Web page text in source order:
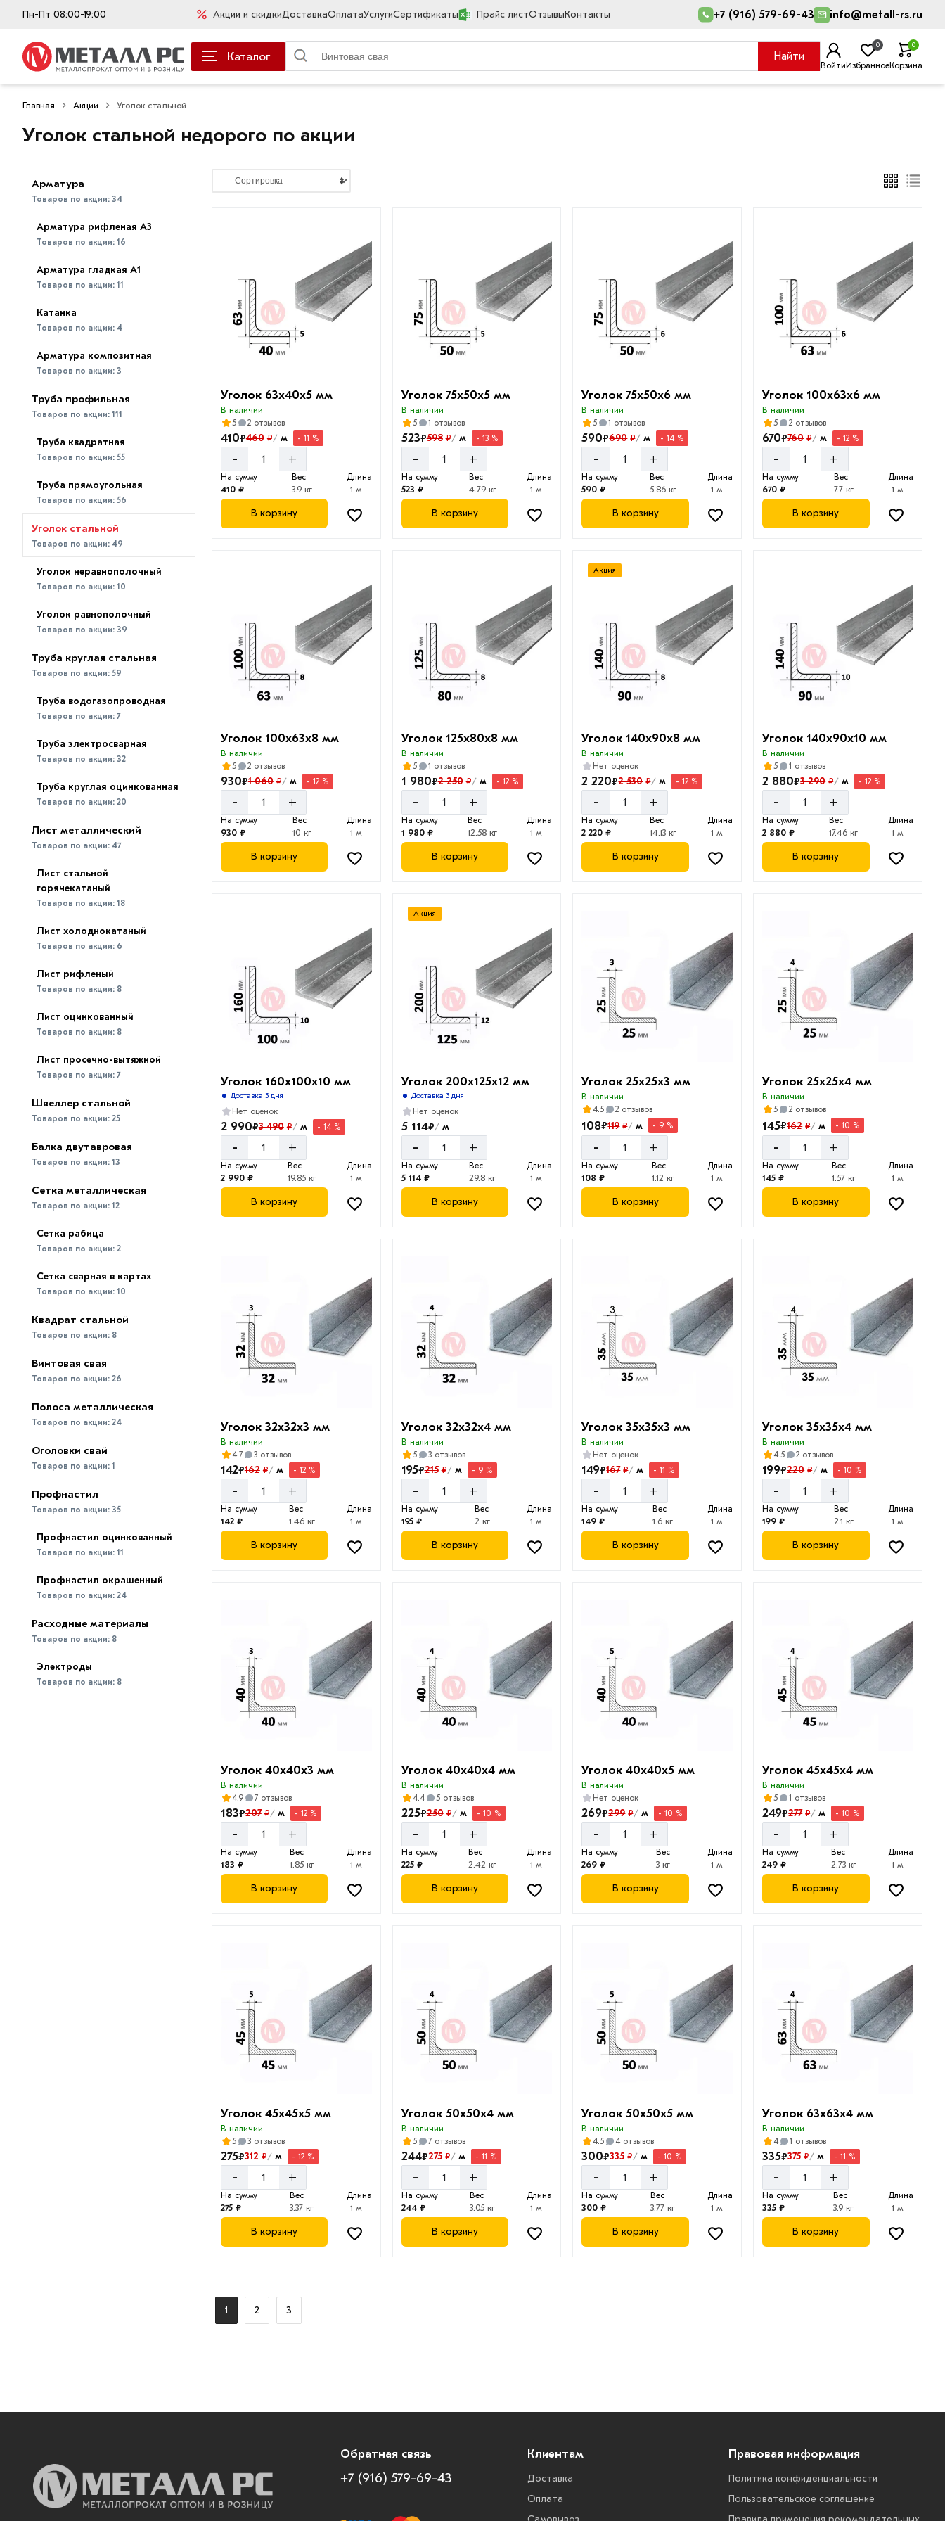
Пн-Пт 08:00-19:00 Акции и скидкиДоставкаОплатаУслугиСертификаты Прайс листОтзывыКонтакты +7 (916) 579-69-43 info@metall-rs.ru
Каталог Найти
ВойтиИзбранное
0
Корзина
0
Главная Акции Уголок стальной
Уголок стальной недорого по акции
Арматура
Товаров по акции: 34
Арматура рифленая А3
Товаров по акции: 16
Арматура гладкая А1
Товаров по акции: 11
Катанка
Товаров по акции: 4
Арматура композитная
Товаров по акции: 3
Труба профильная
Товаров по акции: 111
Труба квадратная
Товаров по акции: 55
Труба прямоугольная
Товаров по акции: 56
Уголок стальной
Товаров по акции: 49
Уголок неравнополочный
Товаров по акции: 10
Уголок равнополочный
Товаров по акции: 39
Труба круглая стальная
Товаров по акции: 59
Труба водогазопроводная
Товаров по акции: 7
Труба электросварная
Товаров по акции: 32
Труба круглая оцинкованная
Товаров по акции: 20
Лист металлический
Товаров по акции: 47
Лист стальной
горячекатаный
Товаров по акции: 18
Лист холоднокатаный
Товаров по акции: 6
Лист рифленый
Товаров по акции: 8
Лист оцинкованный
Товаров по акции: 8
Лист просечно-вытяжной
Товаров по акции: 7
Швеллер стальной
Товаров по акции: 25
Балка двутавровая
Товаров по акции: 13
Сетка металлическая
Товаров по акции: 12
Сетка рабица
Товаров по акции: 2
Сетка сварная в картах
Товаров по акции: 10
Квадрат стальной
Товаров по акции: 8
Винтовая свая
Товаров по акции: 26
Полоса металлическая
Товаров по акции: 24
Оголовки свай
Товаров по акции: 1
Профнастил
Товаров по акции: 35
Профнастил оцинкованный
Товаров по акции: 11
Профнастил окрашенный
Товаров по акции: 24
Расходные материалы
Товаров по акции: 8
Электроды
Товаров по акции: 8
Уголок 63х40х5 мм
В наличии
5
2 отзывов
410₽460 ₽/м - 11 %
- +
На сумму
410 ₽
Вес
3.9 кг
Длина
1 м
В корзину
Уголок 75х50х5 мм
В наличии
5
1 отзывов
523₽598 ₽/м - 13 %
- +
На сумму
523 ₽
Вес
4.79 кг
Длина
1 м
В корзину
Уголок 75х50х6 мм
В наличии
5
1 отзывов
590₽690 ₽/ м - 14 %
- +
На сумму
590 ₽
Вес
5.86 кг
Длина
1 м
В корзину
Уголок 100х63х6 мм
В наличии
5
2 отзывов
670₽760 ₽/ м - 12 %
- +
На сумму
670 ₽
Вес
7.7 кг
Длина
1 м
В корзину
Уголок 100х63х8 мм
В наличии
5
2 отзывов
930₽1 060 ₽/м - 12 %
- +
На сумму
930 ₽
Вес
10 кг
Длина
1 м
В корзину
Уголок 125х80х8 мм
В наличии
5
1 отзывов
1 980₽2 250 ₽/м - 12 %
- +
На сумму
1 980 ₽
Вес
12.58 кг
Длина
1 м
В корзину
Акция
Уголок 140х90х8 мм
В наличии
Нет оценок
2 220₽2 530 ₽/ м - 12 %
- +
На сумму
2 220 ₽
Вес
14.13 кг
Длина
1 м
В корзину
Уголок 140х90х10 мм
В наличии
5
1 отзывов
2 880₽3 290 ₽/ м - 12 %
- +
На сумму
2 880 ₽
Вес
17.46 кг
Длина
1 м
В корзину
Уголок 160х100х10 мм
Доставка 3 дня
Нет оценок
2 990₽3 490 ₽/м - 14 %
- +
На сумму
2 990 ₽
Вес
19.85 кг
Длина
1 м
В корзину
Акция
Уголок 200х125х12 мм
Доставка 3 дня
Нет оценок
5 114₽/м
- +
На сумму
5 114 ₽
Вес
29.8 кг
Длина
1 м
В корзину
Уголок 25х25х3 мм
В наличии
4.5
2 отзывов
108₽119 ₽/ м - 9 %
- +
На сумму
108 ₽
Вес
1.12 кг
Длина
1 м
В корзину
Уголок 25х25х4 мм
В наличии
5
2 отзывов
145₽162 ₽/ м - 10 %
- +
На сумму
145 ₽
Вес
1.57 кг
Длина
1 м
В корзину
Уголок 32х32х3 мм
В наличии
4.7
3 отзывов
142₽162 ₽/м - 12 %
- +
На сумму
142 ₽
Вес
1.46 кг
Длина
1 м
В корзину
Уголок 32х32х4 мм
В наличии
5
3 отзывов
195₽215 ₽/м - 9 %
- +
На сумму
195 ₽
Вес
2 кг
Длина
1 м
В корзину
Уголок 35х35х3 мм
В наличии
Нет оценок
149₽167 ₽/ м - 11 %
- +
На сумму
149 ₽
Вес
1.6 кг
Длина
1 м
В корзину
Уголок 35х35х4 мм
В наличии
4.5
2 отзывов
199₽220 ₽/ м - 10 %
- +
На сумму
199 ₽
Вес
2.1 кг
Длина
1 м
В корзину
Уголок 40х40х3 мм
В наличии
4.9
7 отзывов
183₽207 ₽/м - 12 %
- +
На сумму
183 ₽
Вес
1.85 кг
Длина
1 м
В корзину
Уголок 40х40х4 мм
В наличии
4.4
5 отзывов
225₽250 ₽/м - 10 %
- +
На сумму
225 ₽
Вес
2.42 кг
Длина
1 м
В корзину
Уголок 40х40х5 мм
В наличии
Нет оценок
269₽299 ₽/ м - 10 %
- +
На сумму
269 ₽
Вес
3 кг
Длина
1 м
В корзину
Уголок 45х45х4 мм
В наличии
5
1 отзывов
249₽277 ₽/ м - 10 %
- +
На сумму
249 ₽
Вес
2.73 кг
Длина
1 м
В корзину
Уголок 45х45х5 мм
В наличии
5
3 отзывов
275₽312 ₽/м - 12 %
- +
На сумму
275 ₽
Вес
3.37 кг
Длина
1 м
В корзину
Уголок 50х50х4 мм
В наличии
5
7 отзывов
244₽275 ₽/м - 11 %
- +
На сумму
244 ₽
Вес
3.05 кг
Длина
1 м
В корзину
Уголок 50х50х5 мм
В наличии
4.5
4 отзывов
300₽335 ₽/ м - 10 %
- +
На сумму
300 ₽
Вес
3.77 кг
Длина
1 м
В корзину
Уголок 63х63х4 мм
В наличии
4
1 отзывов
335₽375 ₽/ м - 11 %
- +
На сумму
335 ₽
Вес
3.9 кг
Длина
1 м
В корзину
1 2 3
Обратная связь
+7 (916) 579-69-43
Клиентам
Доставка
Оплата
Правовая информация
Политика конфиденциальности
Пользовательское соглашение